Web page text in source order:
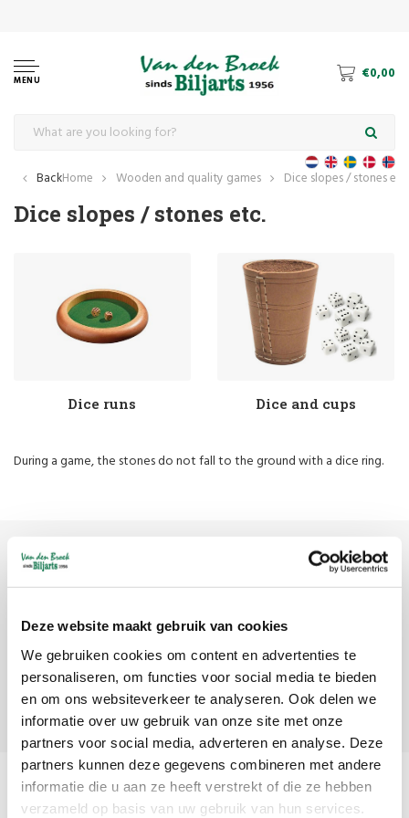
Deze website maakt gebruik van cookies
We gebruiken cookies om content en advertenties te
personaliseren, om functies voor social media te bieden
en om ons websiteverkeer te analyseren. Ook delen we
informatie over uw gebruik van onze site met onze
partners voor social media, adverteren en analyse. Deze
partners kunnen deze gegevens combineren met andere
informatie die u aan ze heeft verstrekt of die ze hebben
verzameld op basis van uw gebruik van hun services.
MENU €0,00
BackHome Wooden and quality games Dice slopes / stones etc.
Dice slopes / stones etc.
Dice runs Dice and cups
During a game, the stones do not fall to the ground with a dice ring.
Sign up for our newsletter
Subscribe